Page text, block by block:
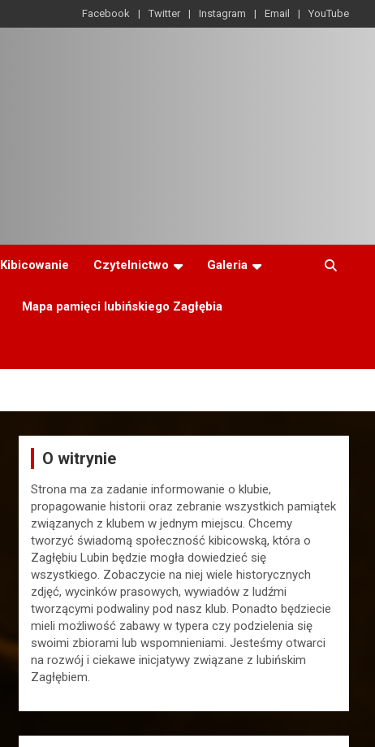
Facebook Twitter Instagram Email YouTube
Kibicowanie Czytelnictwo Galeria
Mapa pamięci lubińskiego Zagłębia
O witrynie
Strona ma za zadanie informowanie o klubie,
propagowanie historii oraz zebranie wszystkich pamiątek
związanych z klubem w jednym miejscu. Chcemy
tworzyć świadomą społeczność kibicowską, która o
Zagłębiu Lubin będzie mogła dowiedzieć się
wszystkiego. Zobaczycie na niej wiele historycznych
zdjęć, wycinków prasowych, wywiadów z ludźmi
tworzącymi podwaliny pod nasz klub. Ponadto będziecie
mieli możliwość zabawy w typera czy podzielenia się
swoimi zbiorami lub wspomnieniami. Jesteśmy otwarci
na rozwój i ciekawe inicjatywy związane z lubińskim
Zagłębiem.